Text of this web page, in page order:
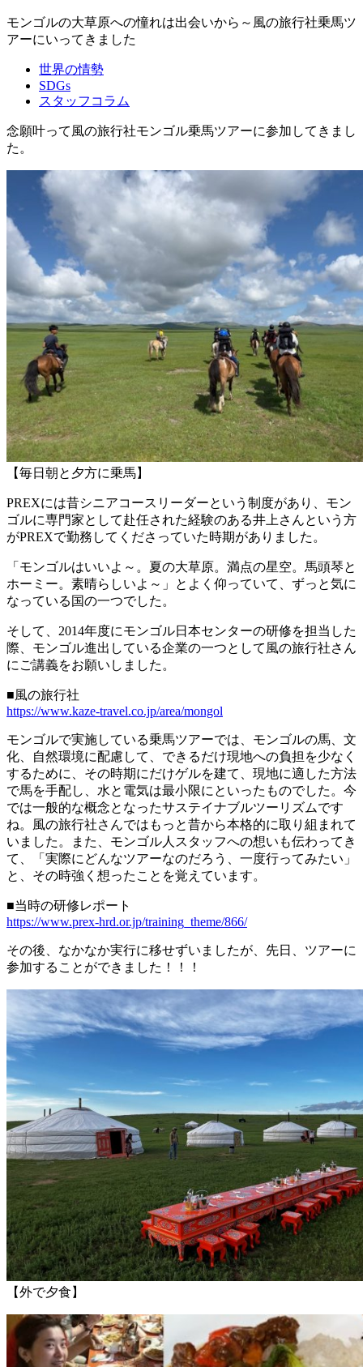
モンゴルの大草原への憧れは出会いから～風の旅行社乗馬ツ
アーにいってきました
世界の情勢
SDGs
スタッフコラム
念願叶って風の旅行社モンゴル乗馬ツアーに参加してきまし
た。
【毎日朝と夕方に乗馬】
PREXには昔シニアコースリーダーという制度があり、モン
ゴルに専門家として赴任された経験のある井上さんという方
がPREXで勤務してくださっていた時期がありました。
「モンゴルはいいよ～。夏の大草原。満点の星空。馬頭琴と
ホーミー。素晴らしいよ～」とよく仰っていて、ずっと気に
なっている国の一つでした。
そして、2014年度にモンゴル日本センターの研修を担当した
際、モンゴル進出している企業の一つとして風の旅行社さん
にご講義をお願いしました。
■風の旅行社
https://www.kaze-travel.co.jp/area/mongol
モンゴルで実施している乗馬ツアーでは、モンゴルの馬、文
化、自然環境に配慮して、できるだけ現地への負担を少なく
するために、その時期にだけゲルを建て、現地に適した方法
で馬を手配し、水と電気は最小限にといったものでした。今
では一般的な概念となったサステイナブルツーリズムです
ね。風の旅行社さんではもっと昔から本格的に取り組まれて
いました。また、モンゴル人スタッフへの想いも伝わってき
て、「実際にどんなツアーなのだろう、一度行ってみたい」
と、その時強く想ったことを覚えています。
■当時の研修レポート
https://www.prex-hrd.or.jp/training_theme/866/
その後、なかなか実行に移せずいましたが、先日、ツアーに
参加することができました！！！
【外で夕食】